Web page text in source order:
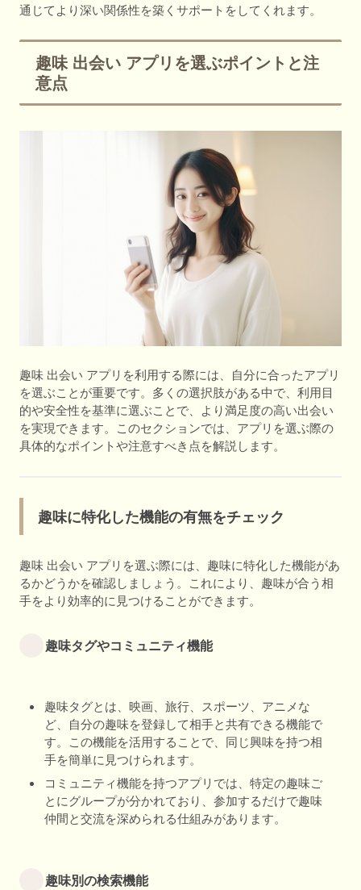
通じてより深い関係性を築くサポートをしてくれます。
趣味 出会い アプリを選ぶポイントと注
意点
趣味 出会い アプリを利用する際には、自分に合ったアプリ
を選ぶことが重要です。多くの選択肢がある中で、利用目
的や安全性を基準に選ぶことで、より満足度の高い出会い
を実現できます。このセクションでは、アプリを選ぶ際の
具体的なポイントや注意すべき点を解説します。
趣味に特化した機能の有無をチェック
趣味 出会い アプリを選ぶ際には、趣味に特化した機能があ
るかどうかを確認しましょう。これにより、趣味が合う相
手をより効率的に見つけることができます。
趣味タグやコミュニティ機能
趣味タグとは、映画、旅行、スポーツ、アニメな
ど、自分の趣味を登録して相手と共有できる機能で
す。この機能を活用することで、同じ興味を持つ相
手を簡単に見つけられます。
コミュニティ機能を持つアプリでは、特定の趣味ご
とにグループが分かれており、参加するだけで趣味
仲間と交流を深められる仕組みがあります。
趣味別の検索機能